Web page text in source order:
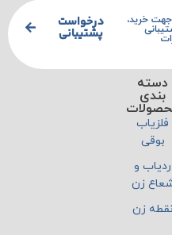
خرید، درخواست
پشتیبانی
دسته
بندی
فلزیاب
بوقی
ردیاب و
زن
نقطه زن